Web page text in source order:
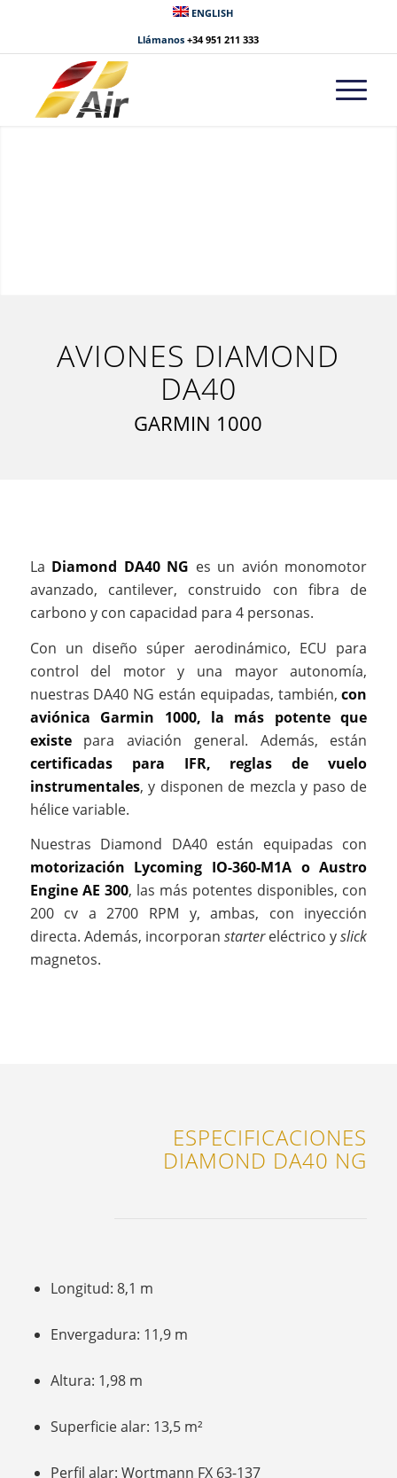
ENGLISH
Llámanos+34 951 211 333
AVIONES DIAMOND
DA40
GARMIN 1000
La Diamond DA40 NG es un avión monomotor
avanzado, cantilever, construido con fibra de
carbono y con capacidad para 4 personas.
Con un diseño súper aerodinámico, ECU para
control del motor y una mayor autonomía,
nuestras DA40 NG están equipadas, también,con
aviónica Garmin 1000, la más potente que
existepara aviación general. Además, están
certificadas para IFR, reglas de vuelo
instrumentales, y disponen de mezcla y paso de
hélice variable.
Nuestras Diamond DA40 están equipadas con
motorización Lycoming IO-360-M1A o Austro
Engine AE 300, las más potentes disponibles, con
200 cv a 2700 RPM y, ambas, con inyección
directa. Además, incorporan startereléctrico yslick
magnetos.
ESPECIFICACIONES
DIAMOND DA40 NG
Longitud: 8,1 m
Envergadura: 11,9 m
Altura: 1,98 m
Superficie alar: 13,5 m²
Perfil alar: Wortmann FX 63-137